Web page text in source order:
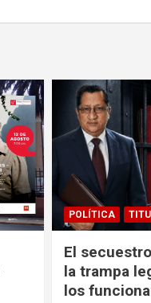
POLÍTICA
El
la trampa
los